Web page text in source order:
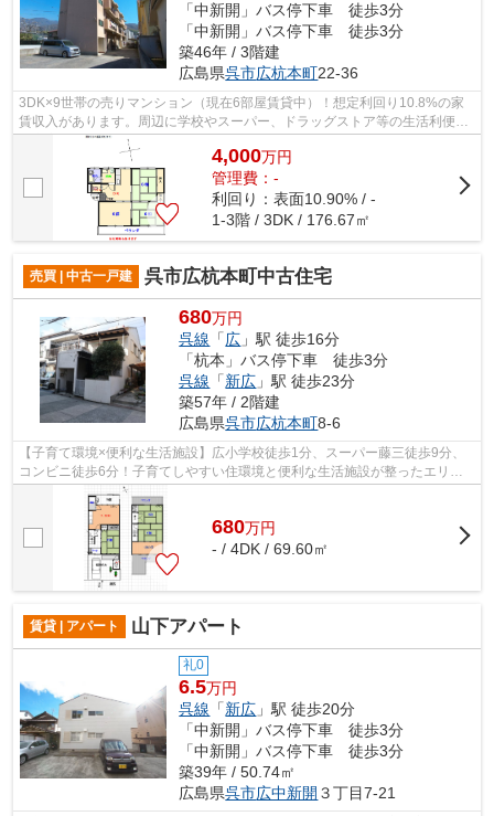
「中新開」バス停下車 徒歩3分
「中新開」バス停下車 徒歩3分
築46年 / 3階建
広島県呉市広杭本町22-36
3DK×9世帯の売りマンション（現在6部屋賃貸中）！想定利回り10.8%の家
賃収入があります。周辺に学校やスーパー、ドラッグストア等の生活利便施
4,000万円
管理費：-
利回り：表面10.90% / -
1-3階 / 3DK / 176.67㎡
売買 | 中古一戸建 呉市広杭本町中古住宅
680万円
呉線 「広 」駅 徒歩16分
「杭本」バス停下車 徒歩3分
呉線 「新広 」駅 徒歩23分
築57年 / 2階建
広島県呉市広杭本町8-6
【子育て環境×便利な生活施設】広小学校徒歩1分、スーパー藤三徒歩9分、
コンビニ徒歩6分！子育てしやすい住環境と便利な生活施設が整ったエリ
ア。南北2面バルコニーで風通しの良い住空...
680万円
- / 4DK / 69.60㎡
賃貸 | アパート 山下アパート
礼0
6.5万円
呉線 「新広 」駅 徒歩20分
「中新開」バス停下車 徒歩3分
「中新開」バス停下車 徒歩3分
築39年 / 50.74㎡
広島県呉市広中新開 ３丁目7-21